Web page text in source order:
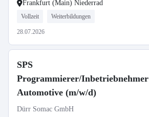
Frankfurt (Main) Niederrad
Vollzeit Weiterbildungen
28.07.2026
SPS
Programmierer/Inbetriebnehmer
Automotive (m/w/d)
Dürr Somac GmbH